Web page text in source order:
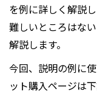
を例に詳しく解説
難しいところはな
解説します。
今回、説明の例に
ット購入ページは下